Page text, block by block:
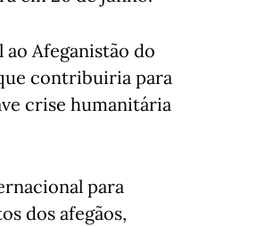
Afeganistão do
contribuiria para
crise humanitária
para
dos afegãos,